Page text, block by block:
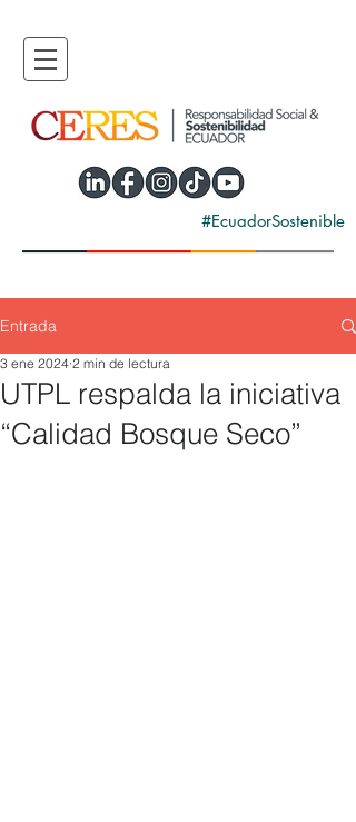
#EcuadorSostenible
Entrada
UTPL respalda la iniciativa
“Calidad Bosque Seco”
3 ene 2024 2 min de lectura